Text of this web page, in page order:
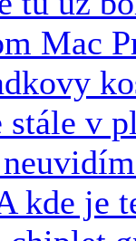
Mac
stále v
kde je